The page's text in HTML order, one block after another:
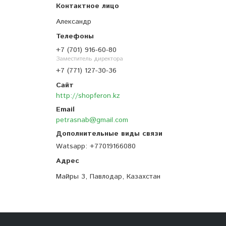
Александр
+7 (701) 916-60-80
Заместитель директора
+7 (771) 127-30-36
http://shopferon.kz
petrasnab@gmail.com
Watsapp +77019166080
Майры 3, Павлодар, Казахстан